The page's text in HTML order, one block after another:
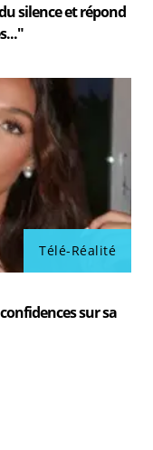
silence et répond
Télé-Réalité
sur sa